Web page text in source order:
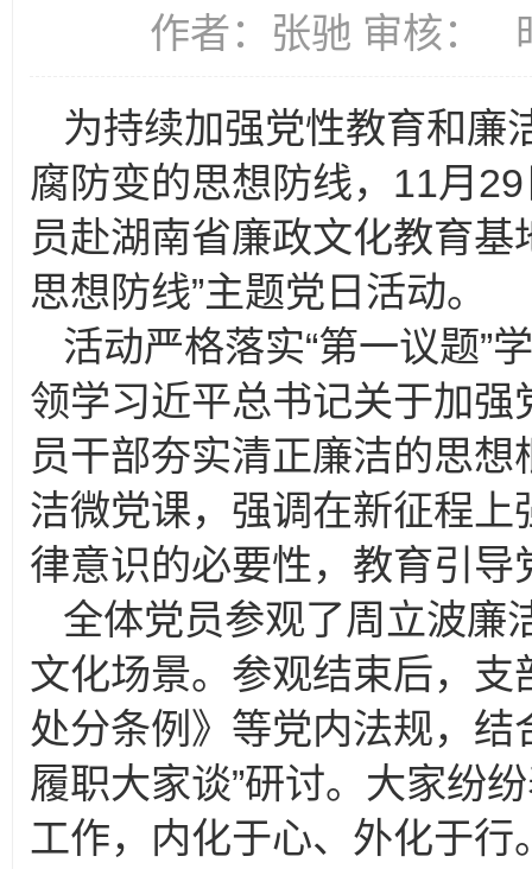
作者：张驰 审核：
为持续加强党性教育和廉
腐防变的思想防线，11月
员赴湖南省廉政文化教育
思想防线”主题党日活动。
活动严格落实“第一议题”
领学习近平总书记关于加
员干部夯实清正廉洁的思
洁微党课，强调在新征程
律意识的必要性，教育引
全体党员参观了周立波廉
文化场景。参观结束后，
处分条例》等党内法规，结
履职大家谈”研讨。大家纷
工作，内化于心、外化于行